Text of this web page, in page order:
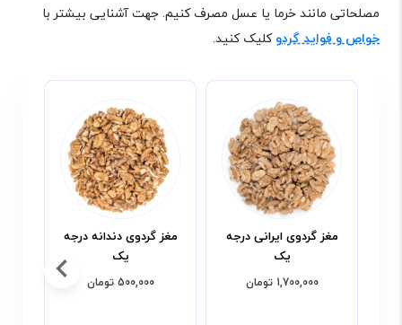
مصلحاتی مانند خرما یا عسل مصرف کنیم.جهت آشنایی بیشتر با
خواص و فواید گردو کلیک کنید.
مغز گردوی ایرانی درجه
یک
1,700,000 تومان
مغز گردوی دندانه درجه
یک
500,000 تومان